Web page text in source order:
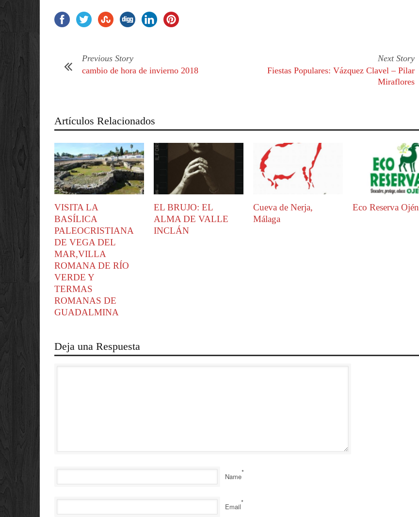
Previous Story
cambio de hora de invierno 2018
Next Story
Fiestas Populares: Vázquez Clavel – Pilar
Miraflores
Artículos Relacionados
VISITA LA
BASÍLICA
PALEOCRISTIANA
DE VEGA DEL
MAR,VILLA
ROMANA DE RÍO
VERDE Y
TERMAS
ROMANAS DE
GUADALMINA
EL BRUJO: EL
ALMA DE VALLE
INCLÁN
Cueva de Nerja,
Málaga
Eco Reserva Ojén
Deja una Respuesta
Name*
Email*